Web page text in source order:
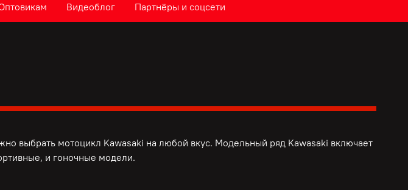
Видеоблог Партнёры и соцсети
выбрать мотоцикл Kawasaki на любой вкус. Модельный ряд Kawasaki включает
и гоночные модели.